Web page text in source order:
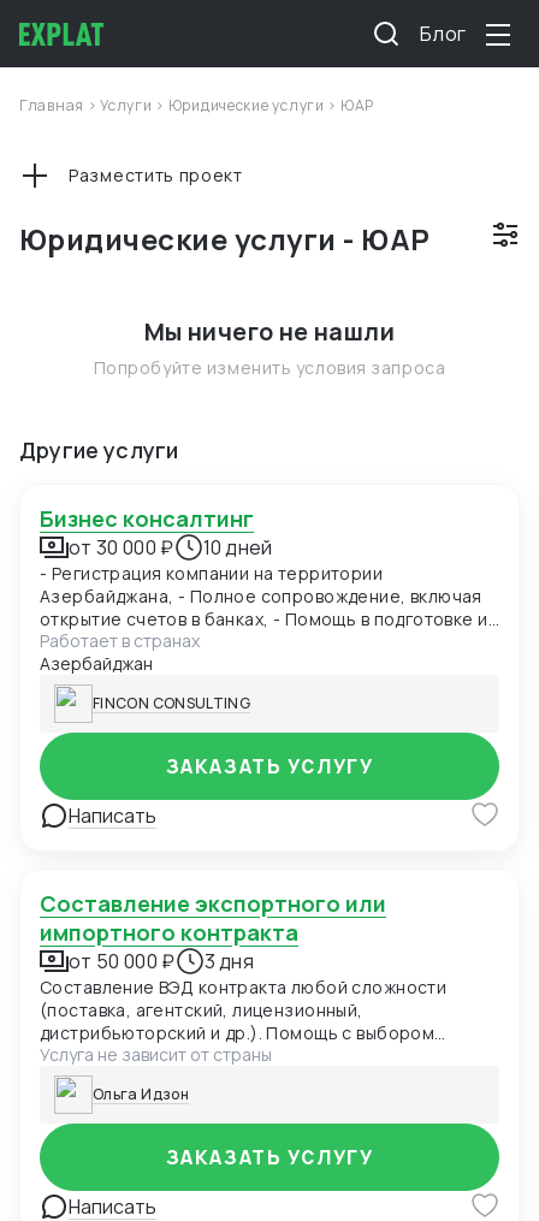
Блог
Главная >Услуги > Юридические услуги > ЮАР
Юридические услуги - ЮАР
Разместить проект
Мы ничего не нашли
Попробуйте изменить условия запроса
Другие услуги
Бизнес консалтинг
от 30 000 ₽ 10 дней
- Регистрация компании на территории
Азербайджана, - Полное сопровождение, включая
открытие счетов в банках, - Помощь в подготовке и
подаче документов при получении ВНЖ -
Содействие при получении разрешения на работу в
Азербайджане - Бухгалтерское сопровождение
(1С), - Ведение ВЭД (договора, инвойсы, акты). -
Помощь в проведении и составлении документов
при посреднических сделках. - Получение справок,
лицензий и сертификатов, - Бизнес консалтинг
Работает в странах
Азербайджан
FINCON CONSULTING
Написать
ЗАКАЗАТЬ УСЛУГУ
Составление экспортного или
импортного контракта
от 50 000 ₽ 3 дня
Составление ВЭД контракта любой сложности
(поставка, агентский, лицензионный,
дистрибьюторский и др.). Помощь с выбором
Инкотермс. Включение в контракт положений о
переходе права собственности, заверений и
гарантий, форс-мажоре и иных требуемых
оговорок. Выбор оптимального для контракта суда и
применимого права. Правовое заключение по
контракту, рекомендации по улучшению контракта.
Услуга не зависит от страны
Ольга Идзон
Написать
ЗАКАЗАТЬ УСЛУГУ